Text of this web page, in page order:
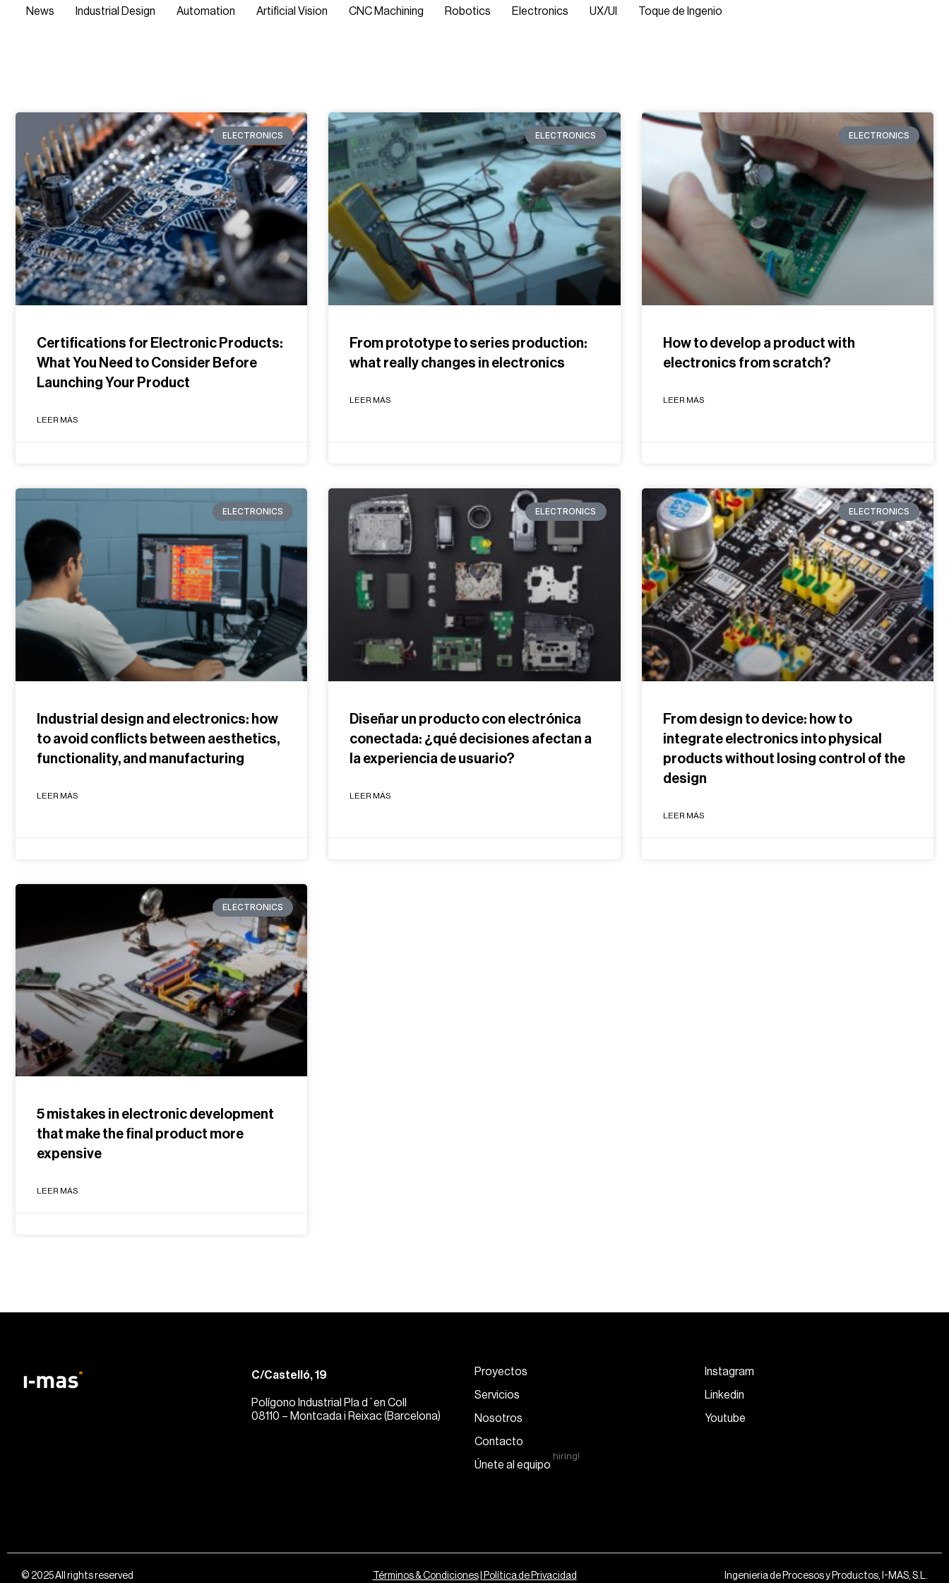
News Industrial Design Automation Artificial Vision CNC Machining Robotics Electronics UX/UI Toque de Ingenio
ELECTRONICS
Certifications for Electronic Products:
What You Need to Consider Before
Launching Your Product
LEER MÁS
ELECTRONICS
From prototype to series production:
what really changes in electronics
LEER MÁS
ELECTRONICS
How to develop a product with
electronics from scratch?
LEER MÁS
ELECTRONICS
Industrial design and electronics: how
to avoid conflicts between aesthetics,
functionality, and manufacturing
LEER MÁS
ELECTRONICS
Diseñar un producto con electrónica
conectada: ¿qué decisiones afectan a
la experiencia de usuario?
LEER MÁS
ELECTRONICS
From design to device: how to
integrate electronics into physical
products without losing control of the
design
LEER MÁS
ELECTRONICS
5 mistakes in electronic development
that make the final product more
expensive
LEER MÁS
© 2025 All rights reserved Términos & Condiciones Política de Privacidad Ingenieria de Procesos y Productos, I-MAS, S.L.
C/Castelló, 19
Polígono Industrial Pla d´en Coll
08110 – Montcada i Reixac (Barcelona)
Proyectos
Servicios
Nosotros
Contacto
Únete al equipo
hiring!
Instagram
Linkedin
Youtube